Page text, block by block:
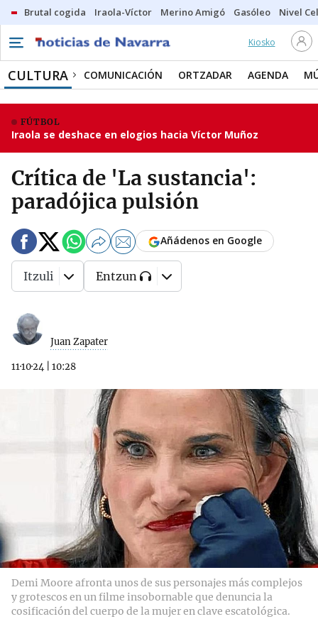
Brutal cogida Iraola-Víctor Merino Amigó Gasóleo Nivel
Kiosko
CULTURA COMUNICACIÓN ORTZADAR AGENDA
FÚTBOL
Iraola se deshace en elogios hacia Víctor Muñoz
Crítica de 'La sustancia':
paradójica pulsión
Juan Zapater
11·10·24 10:28
Añádenos en Google
Itzuli Entzun
Demi Moore afronta unos de sus personajes más complejos
y grotescos en un filme insobornable que denuncia la
cosificación del cuerpo de la mujer en clave escatológica.